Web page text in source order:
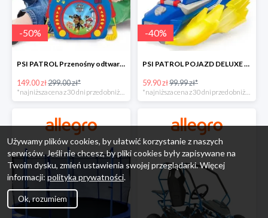
-50%
PSI PATROL Przenośny odtwarzacz CD Karaoke PAW -50%
149.00 zł299.00 zł*
*najniższa cena z 30 dni przed obniżką
-40%
PSI PATROL POJAZD DELUXE FIGURKA CHASE MIGHTY PUPS -40%
59.90 zł99.99 zł*
*najniższa cena z 30 dni przed obniżką
Używamy plików cookies, by ułatwić korzystanie z naszych
serwisów. Jeśli nie chcesz, by pliki cookies były zapisywane na
Twoim dysku, zmień ustawienia swojej przeglądarki. Więcej
informacji: polityka prywatności.
Ok, rozumiem